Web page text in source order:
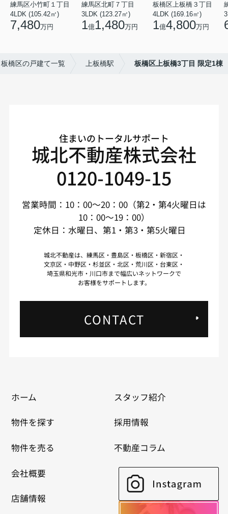
練馬区小竹町１丁目
4LDK (105.42㎡)
7,480万円
練馬区北町７丁目
3LDK (123.27㎡)
1億1,480万円
板橋区上板橋３丁目
4LDK (169.16㎡)
1億4,800万円
板橋区の戸建て一覧 上板橋駅 板橋区上板橋3丁目 限定1棟
住まいのトータルサポート
城北不動産株式会社
0120-1049-15
営業時間：10：00～20：00（第2・第4火曜日は
10：00～19：00）
定休日：水曜日、第1・第3・第5火曜日
城北不動産は、練馬区・豊島区・板橋区・新宿区・
文京区・中野区・杉並区・北区・荒川区・台東区・
埼玉県和光市・川口市まで幅広いネットワークで
お客様をサポートします。
CONTACT
ホーム
物件を探す
物件を売る
会社概要
店舗情報
スタッフ紹介
採用情報
不動産コラム